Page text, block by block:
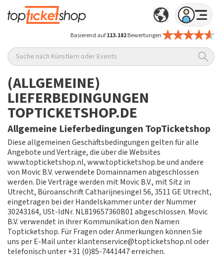
Basierend auf113.182Bewertungen
Suche nach Künstlern oder Events
(ALLGEMEINE)
LIEFERBEDINGUNGEN
TOPTICKETSHOP.DE
Allgemeine Lieferbedingungen TopTicketshop
Diese allgemeinen Geschäftsbedingungen gelten für alle
Angebote und Verträge, die über die Websites
www.topticketshop.nl, www.topticketshop.be und andere
von Movic B.V. verwendete Domainnamen abgeschlossen
werden. Die Verträge werden mit Movic B.V., mit Sitz in
Utrecht, Büroanschrift Catharijnesingel 56, 3511 GE Utrecht,
eingetragen bei der Handelskammer unter der Nummer
30243164, USt-IdNr. NL819657360B01 abgeschlossen. Movic
B.V. verwendet in ihrer Kommunikation den Namen
Topticketshop. Für Fragen oder Anmerkungen können Sie
uns per E-Mail unter klantenservice@topticketshop.nl oder
telefonisch unter +31 (0)85-7441447 erreichen.